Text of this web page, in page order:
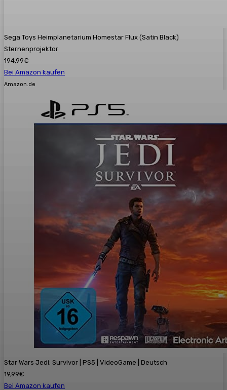
Sega Toys Heimplanetarium Homestar Flux (Satin Black)
Sternenprojektor
194,99€
Bei Amazon kaufen
Amazon.de
Star Wars Jedi: Survivor | PS5 | VideoGame | Deutsch
19,99€
Bei Amazon kaufen